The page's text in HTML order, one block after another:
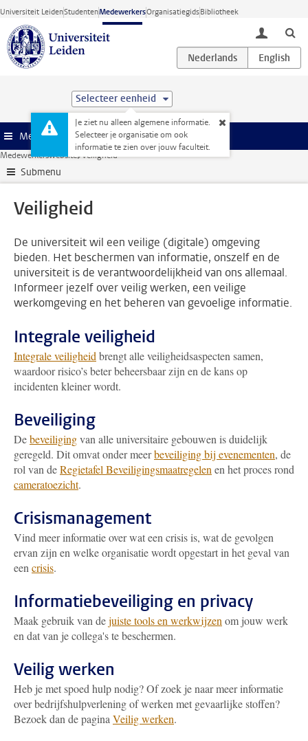
Ga direct naar de inhoud
Universiteit LeidenStudentenMedewerkersOrganisatiegidsBibliotheek
toggle
Selecteer eenheid
Je ziet nu alleen algemene informatie.
Selecteer je organisatie om ook
informatie te zien over jouw faculteit.
Menu
Medewerkerswebsite Veiligheid
Submenu
Veiligheid
De universiteit wil een veilige (digitale) omgeving
bieden. Het beschermen van informatie, onszelf en de
universiteit is de verantwoordelijkheid van ons allemaal.
Informeer jezelf over veilig werken, een veilige
werkomgeving en het beheren van gevoelige informatie.
Integrale veiligheid
Integrale veiligheid brengt alle veiligheidsaspecten samen,
waardoor risico’s beter beheersbaar zijn en de kans op
incidenten kleiner wordt.
Beveiliging
Debeveiligingvan alle universitaire gebouwen is duidelijk
geregeld. Dit omvat onder meerbeveiliging bij evenementen, de
rol van deRegietafel Beveiligingsmaatregelen en het proces rond
cameratoezicht.
Crisismanagement
Vind meer informatie over wat een crisis is, wat de gevolgen
ervan zijn en welke organisatie wordt opgestart in het geval van
een crisis.
Informatiebeveiliging en privacy
Maak gebruik van dejuiste tools en werkwijzen om jouw werk
en dat van je collega's te beschermen.
Veilig werken
Heb je met spoed hulp nodig? Of zoek je naar meer informatie
over bedrijfshulpverlening of werken met gevaarlijke stoffen?
Bezoek dan de pagina Veilig werken.